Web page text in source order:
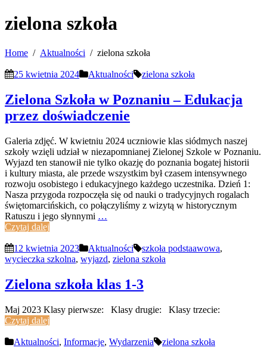
zielona szkoła
Home Aktualności zielona szkoła
25 kwietnia 2024 Aktualności zielona szkoła
Zielona Szkoła w Poznaniu – Edukacja
przez doświadczenie
Galeria zdjęć. W kwietniu 2024 uczniowie klas siódmych naszej
szkoły wzięli udział w niezapomnianej Zielonej Szkole w Poznaniu.
Wyjazd ten stanowił nie tylko okazję do poznania bogatej historii
i kultury miasta, ale przede wszystkim był czasem intensywnego
rozwoju osobistego i edukacyjnego każdego uczestnika. Dzień 1:
Nasza przygoda rozpoczęła się od nauki o tradycyjnych rogalach
świętomarcińskich, co połączyliśmy z wizytą w historycznym
Ratuszu i jego słynnymi …
Czytaj dalej
12 kwietnia 2023 Aktualności szkoła podstaawowa,
wycieczka szkolna, wyjazd, zielona szkoła
Zielona szkoła klas 1-3
Maj 2023 Klasy pierwsze: Klasy drugie: Klasy trzecie:
Czytaj dalej
Aktualności, Informacje, Wydarzenia zielona szkoła